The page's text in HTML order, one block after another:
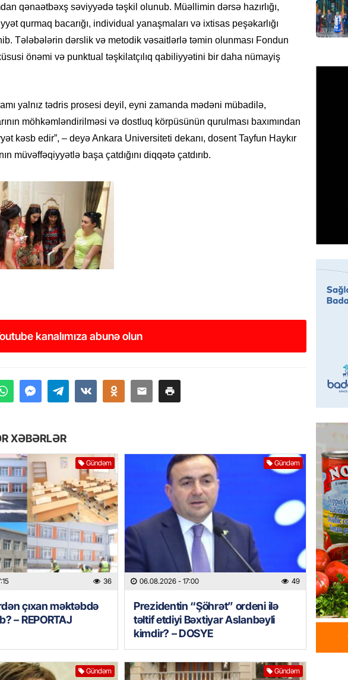
qənaətbəxş səviyyədə təşkil olunub. Müəllimin dərsə hazırlığı,
qurmaq bacarığı, individual yanaşmaları və ixtisas peşəkarlığı
Tələbələrin dərslik və metodik vəsaitlərlə təmin olunması Fondun
önəmi və punktual təşkilatçılıq qabiliyyətini bir daha nümayiş
yalnız tədris prosesi deyil, eyni zamanda mədəni mübadilə,
möhkəmləndirilməsi və dostluq körpüsünün qurulması baxımından
kəsb edir”, – deyə Ankara Universiteti dekanı, dosent Tayfun Haykır
müvəffəqiyyətlə başa çatdığını diqqətə çatdırıb.
kanalımıza abunə olun
XƏBƏRLƏR
Gündəm
36
çıxan məktəbdə
– REPORTAJ
Gündəm
06.08.2026 - 17:00 49
Prezidentin “Şöhrət” ordeni ilə
təltif etdiyi Bəxtiyar Aslanbəyli
kimdir? – DOSYE
Gündəm Gündəm
BANNER
ABŞ-
GÜNDƏM
istəyir
GÜNDƏM
–
BANNER